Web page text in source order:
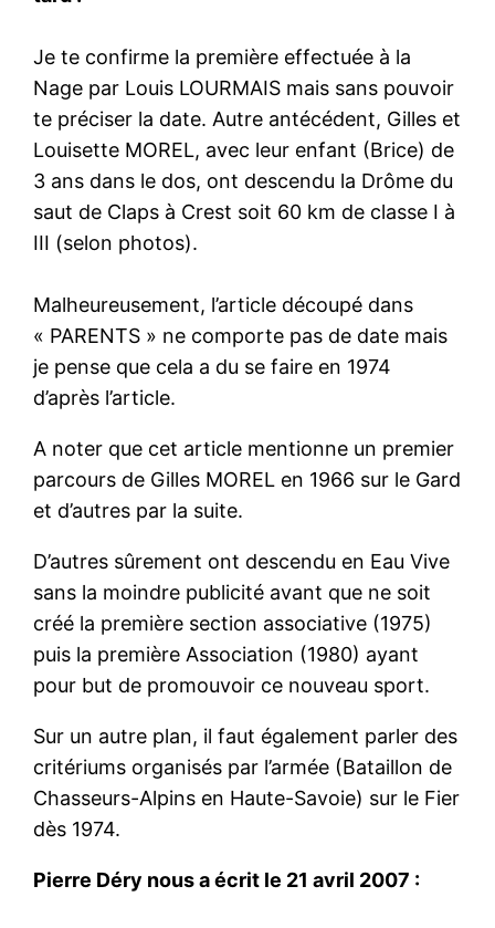
Je te confirme la première effectuée à la
Nage par Louis LOURMAIS mais sans pouvoir
te préciser la date. Autre antécédent, Gilles et
Louisette MOREL, avec leur enfant (Brice) de
3 ans dans le dos, ont descendu la Drôme du
saut de Claps à Crest soit 60 km de classe I à
III (selon photos).
Malheureusement, l’article découpé dans
« PARENTS » ne comporte pas de date mais
je pense que cela a du se faire en 1974
d’après l’article.
A noter que cet article mentionne un premier
parcours de Gilles MOREL en 1966 sur le Gard
et d’autres par la suite.
D’autres sûrement ont descendu en Eau Vive
sans la moindre publicité avant que ne soit
créé la première section associative (1975)
puis la première Association (1980) ayant
pour but de promouvoir ce nouveau sport.
Sur un autre plan, il faut également parler des
critériums organisés par l’armée (Bataillon de
Chasseurs-Alpins en Haute-Savoie) sur le Fier
dès 1974.
Pierre Déry nous a écrit le 21 avril 2007 :